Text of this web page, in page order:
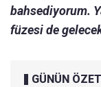
bahsediyorum.
füzesi de
GÜNÜN